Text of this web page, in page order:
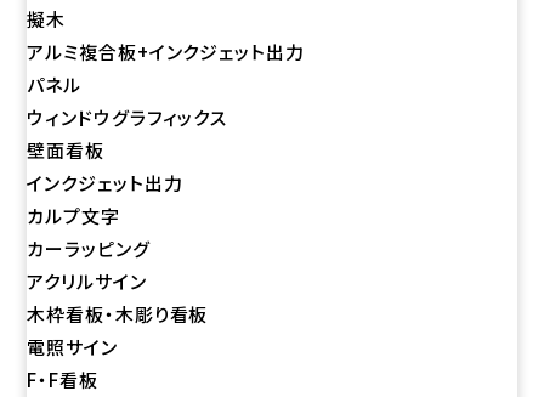
擬木
アルミ複合板+インクジェット出力
パネル
ウィンドウグラフィックス
壁面看板
インクジェット出力
カルプ文字
カーラッピング
アクリルサイン
木枠看板・木彫り看板
電照サイン
F・F看板